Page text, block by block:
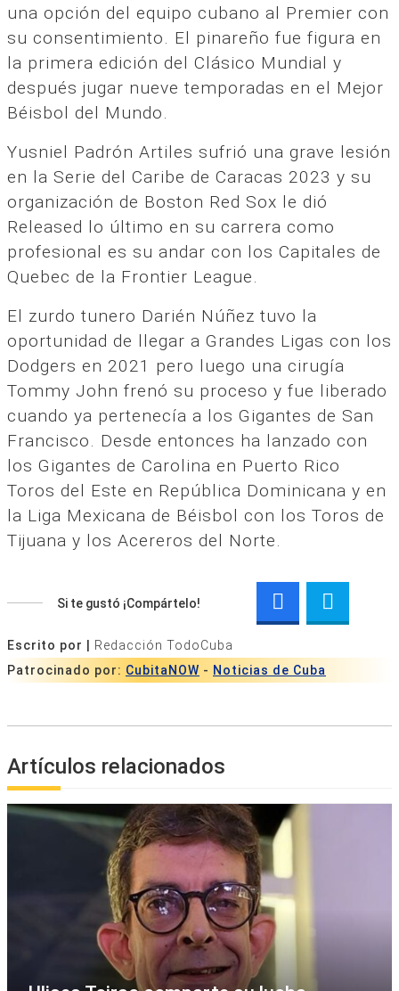
una opción del equipo cubano al Premier con
su consentimiento. El pinareño fue figura en
la primera edición del Clásico Mundial y
después jugar nueve temporadas en el Mejor
Béisbol del Mundo.
Yusniel Padrón Artiles sufrió una grave lesión
en la Serie del Caribe de Caracas 2023 y su
organización de Boston Red Sox le dió
Released lo último en su carrera como
profesional es su andar con los Capitales de
Quebec de la Frontier League.
El zurdo tunero Darién Núñez tuvo la
oportunidad de llegar a Grandes Ligas con los
Dodgers en 2021 pero luego una cirugía
Tommy John frenó su proceso y fue liberado
cuando ya pertenecía a los Gigantes de San
Francisco. Desde entonces ha lanzado con
los Gigantes de Carolina en Puerto Rico
Toros del Este en República Dominicana y en
la Liga Mexicana de Béisbol con los Toros de
Tijuana y los Acereros del Norte.
Si te gustó ¡Compártelo!
Escrito por |
Redacción TodoCuba
Patrocinado por: CubitaNOW - Noticias de Cuba
Artículos relacionados